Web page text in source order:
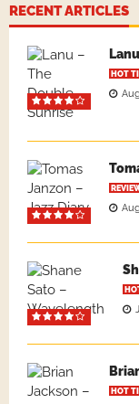
RECENT ARTICLES
HOT
HOT